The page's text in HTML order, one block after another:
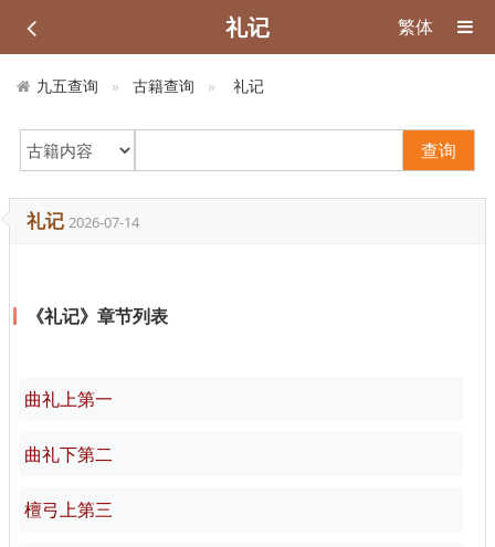
礼记 繁体
九五查询 古籍查询 礼记
查询
礼记 2026-07-14
《礼记》章节列表
曲礼上第一
曲礼下第二
檀弓上第三